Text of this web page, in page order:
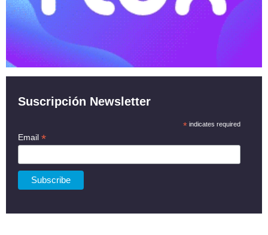
Suscripción Newsletter
* indicates required
Email *